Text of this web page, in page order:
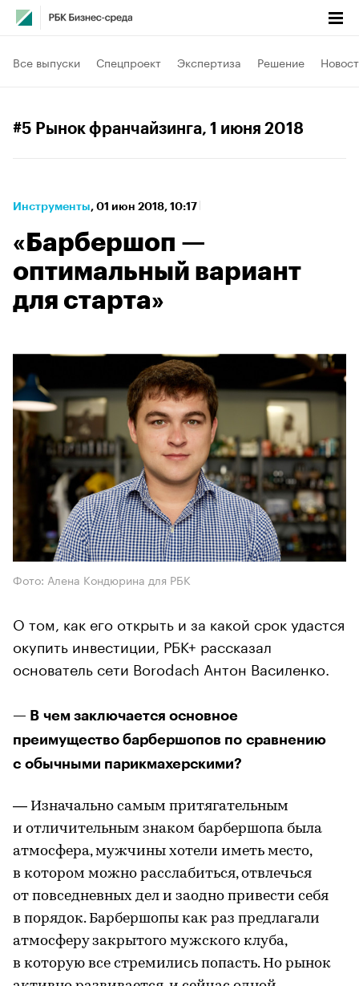
Все выпуски Спецпроект Экспертиза Решение
#5 Рынок франчайзинга, 1 июня 2018
Инструменты⁠, 01 июн 2018, 10:17
«Барбершоп —
оптимальный вариант
для старта»
Фото: Алена Кондюрина для РБК
О том, как его открыть и за какой срок удастся
окупить инвестиции, РБК+ рассказал
основатель сети Borodach Антон Василенко.
— В чем заключается основное
преимущество барбершопов по сравнению
с обычными парикмахерскими?
— Изначально самым притягательным
и отличительным знаком барбершопа была
атмосфера, мужчины хотели иметь место,
в котором можно расслабиться, отвлечься
от повседневных дел и заодно привести себя
в порядок. Барбершопы как раз предлагали
атмосферу закрытого мужского клуба,
в которую все стремились попасть. Но рынок